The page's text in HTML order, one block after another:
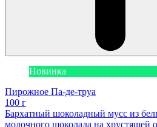
Новинка
Пирожное Па-де-труа
100 г
Бархатный шоколадный мусс из
молочного шоколада на хрустящей